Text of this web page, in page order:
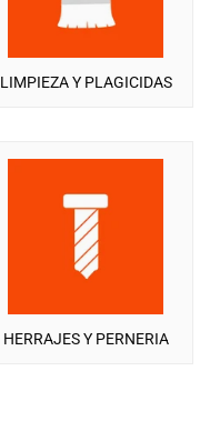
LIMPIEZA Y PLAGICIDAS
HERRAJES Y PERNERIA